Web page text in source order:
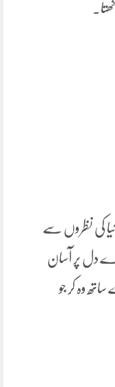
کی نظروں سے
دل پر آسان
وہ کر جو